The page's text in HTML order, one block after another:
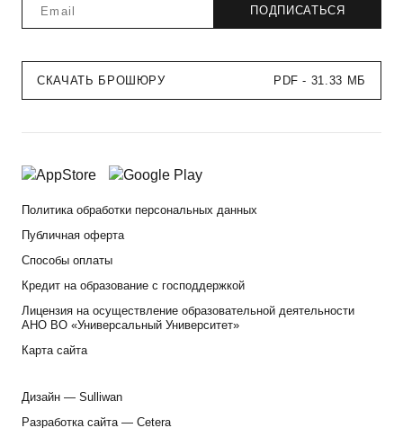
СКАЧАТЬ БРОШЮРУ PDF - 31.33 МБ
Политика обработки персональных данных
Публичная оферта
Способы оплаты
Кредит на образование с господдержкой
Лицензия на осуществление образовательной деятельности
АНО ВО «Универсальный Университет»
Карта сайта
Дизайн — Sulliwan
Разработка сайта — Cetera